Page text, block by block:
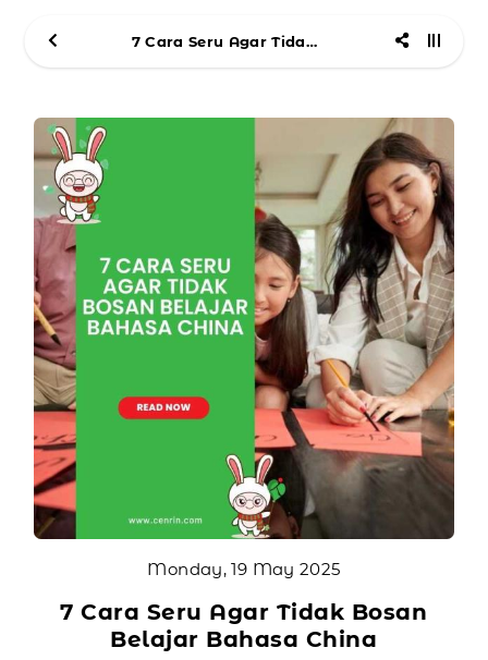
7 Cara Seru Agar Tidak Bosan Belajar Bahasa China
Monday, 19 May 2025
7 Cara Seru Agar Tidak Bosan
Belajar Bahasa China